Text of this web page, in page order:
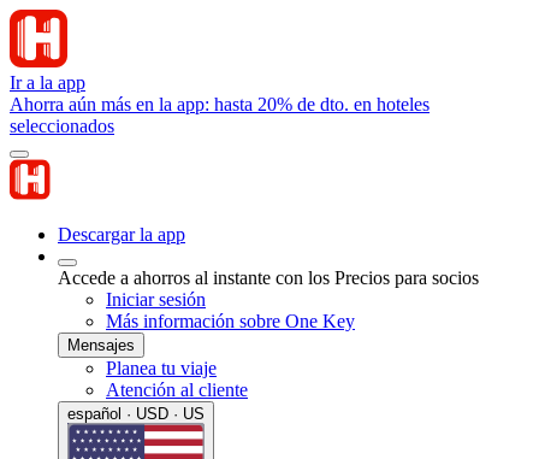
Ir a la app
Ahorra aún más en la app: hasta 20% de dto. en hoteles
seleccionados
Descargar la app
Accede a ahorros al instante con los Precios para socios
Iniciar sesión
Más información sobre One Key
Mensajes
Planea tu viaje
Atención al cliente
español · USD · US